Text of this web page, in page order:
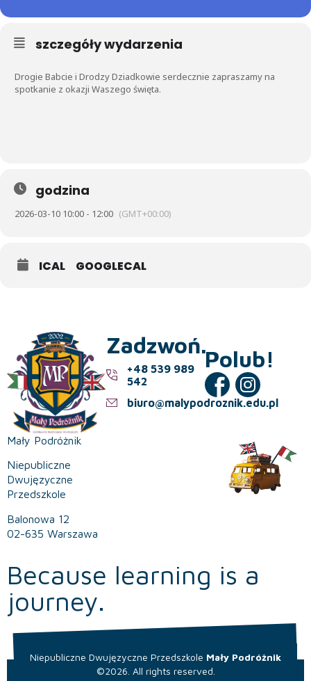
szczegóły wydarzenia
Drogie Babcie i Drodzy Dziadkowie serdecznie zapraszamy na
spotkanie z okazji Waszego święta.
godzina
2026-03-10 10:00 - 12:00 (GMT+00:00)
ICAL GOOGLECAL
Mały Podróżnik
Niepubliczne
Dwujęzyczne
Przedszkole
Balonowa 12
02-635 Warszawa
Zadzwoń.
+48 539 989
542
biuro@malypodroznik.edu.pl
Polub!
Because learning is a
journey.
Niepubliczne Dwujęzyczne Przedszkole Mały Podróżnik
©2026. All rights reserved.